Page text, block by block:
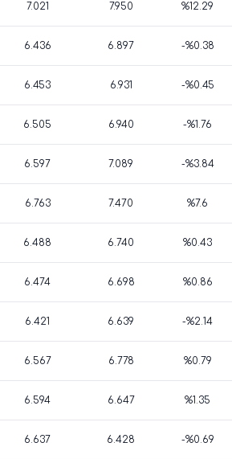
7.021 7.950 %12.29
6.436 6.897 -%0.38
6.453 6.931 -%0.45
6.505 6.940 -%1.76
6.597 7.089 -%3.84
6.763 7.470 %7.6
6.488 6.740 %0.43
6.474 6.698 %0.86
6.421 6.639 -%2.14
6.567 6.778 %0.79
6.594 6.647 %1.35
6.637 6.428 -%0.69